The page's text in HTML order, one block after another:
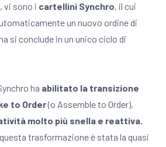
vi sono i cartellini Synchro, il cui
un nuovo ordine di
si conclude in un unico ciclo di
ha abilitato la transizione
to Order(o Assemble to Order),
molto più snella e reattiva.
trasformazione è stata la quasi